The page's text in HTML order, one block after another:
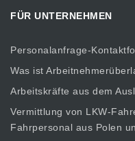
FÜR UNTERNEHMEN
Personalanfrage-
Was ist
Arbeitskräfte aus dem
Vermittlung von LKW-
Fahrpersonal aus Polen